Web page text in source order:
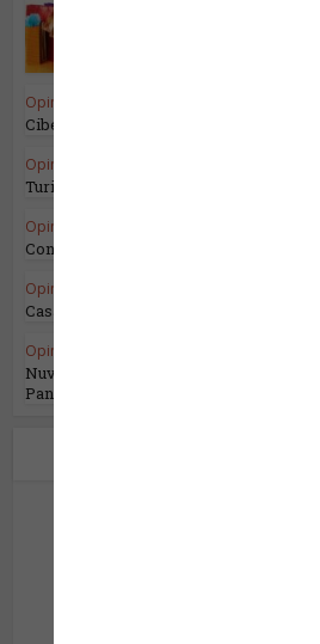
Opinião do Especialista
Cibersegurança no Domínio Espacial
Opinião do Especialista
Turismo e o Mercado Sénior
Opinião do Especialista
Convenções e Centros de Convenções
Opinião do Especialista
Casamentos são eventos de verão
Opinião do Especialista
Nuvens Tempestuosas: Navegando pelo
Panorama Complexo...